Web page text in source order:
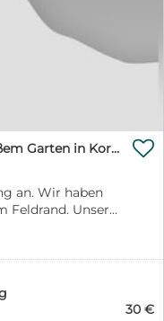
Familiäre Hundebetreuung mit großem Garten in Korntal-Münchingen
an. Wir haben
Feldrand. Unsere
sehr freuen.

30 €